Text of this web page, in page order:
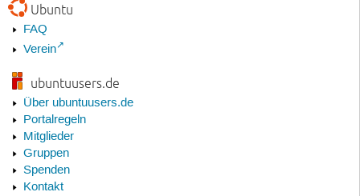
Ubuntu
FAQ
Verein
ubuntuusers.de
Über ubuntuusers.de
Portalregeln
Mitglieder
Gruppen
Spenden
Kontakt